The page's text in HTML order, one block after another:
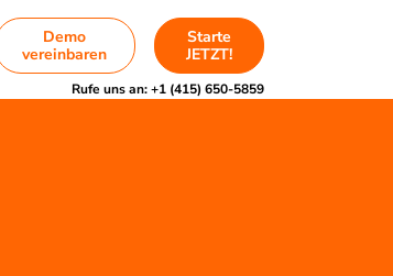
Demo
vereinbaren
Starte
JETZT!
Rufe uns an:+1 (415) 650-5859